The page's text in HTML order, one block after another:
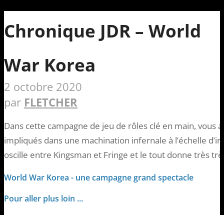
Chronique JDR – World
War Korea
2 octobre 2020
par FLETCHER
Dans cette campagne de jeu de rôles clé en main, vous
impliqués dans une machination infernale à l’échelle
oscille entre Kingsman et Fringe et le tout donne très
World War Korea - une campagne grand spectacle
Pour aller plus loin ...